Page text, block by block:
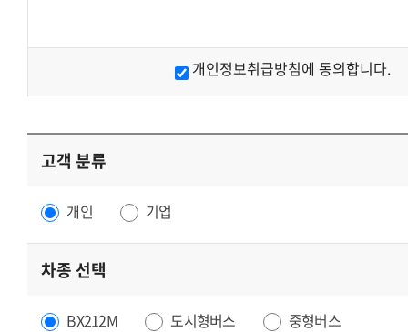
개인정보취급방침에 동의합니다.
고객 분류
개인 기업
차종 선택
BX212M 도시형버스
중형버스